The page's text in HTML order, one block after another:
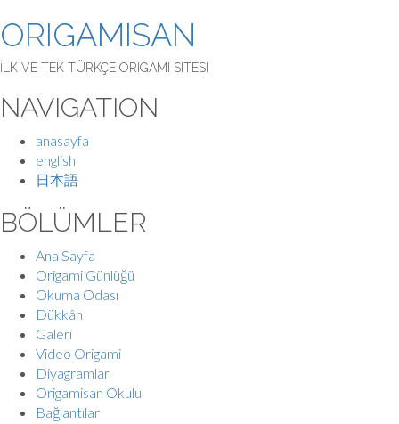
ORIGAMISAN
İLK VE TEK TÜRKÇE ORIGAMI SITESI
NAVIGATION
anasayfa
english
日本語
BÖLÜMLER
Ana Sayfa
Origami Günlüğü
Okuma Odası
Dükkân
Galeri
Video Origami
Diyagramlar
Origamisan Okulu
Bağlantılar